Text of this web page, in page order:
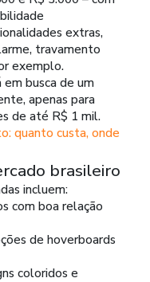
extras,
travamento
exemplo.
busca de um
apenas para
de até R$ 1 mil.
quanto custa, onde
brasileiro
incluem:
com boa relação
de hoverboards
coloridos e